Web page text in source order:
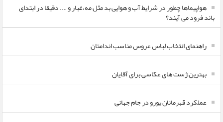
هواپیماها چطور در شرایط آب و هوایی بد مثل مه،غبار و …. دقیقا در ابتدای
باند فرود می آیند؟
راهنمای انتخاب لباس عروس مناسب اندامتان
بهترین ژست های عکاسی برای آقایان
عملکرد قهرمانان یورو در جام جهانی